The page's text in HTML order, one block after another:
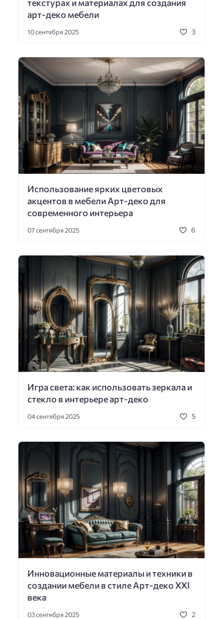
текстурах и материалах для создания
арт-деко мебели
10 сентября 2025 3
Использование ярких цветовых
акцентов в мебели Арт-деко для
современного интерьера
07 сентября 2025 6
Игра света: как использовать зеркала и
стекло в интерьере арт-деко
04 сентября 2025 5
Инновационные материалы и техники в
создании мебели в стиле Арт-деко XXI
века
03 сентября 2025 2